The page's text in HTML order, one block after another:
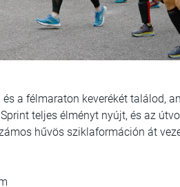
és a félmaraton keverékét találod,
teljes élményt nyújt, és az
hűvös sziklaformáción át